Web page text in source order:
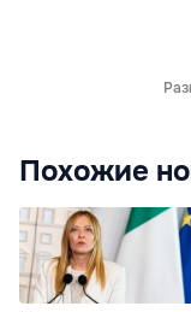
Похожие